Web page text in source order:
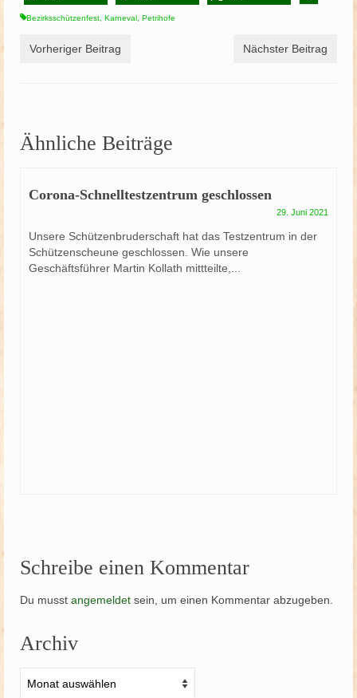
Bezirksschützenfest Karneval Petrihofe
Vorheriger Beitrag Nächster Beitrag
Ähnliche Beiträge
Corona-Schnelltestzentrum geschlossen
29. Juni 2021
Unsere Schützenbruderschaft hat das Testzentrum in der
Schützenscheune geschlossen. Wie unsere
Geschäftsführer Martin Kollath mittteilte,...
Schreibe einen Kommentar
Du musst angemeldet sein, um einen Kommentar abzugeben.
Archiv